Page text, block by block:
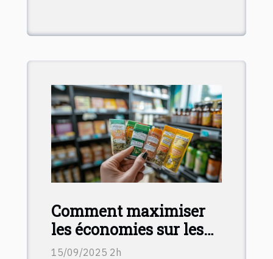
Comment maximiser
les économies sur les
achats de produits à
15/09/2025 2h